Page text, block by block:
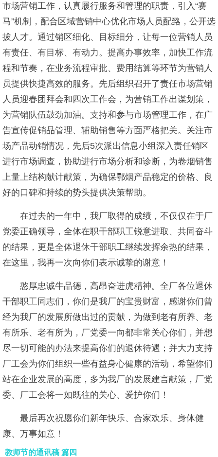
市场营销工作，认真履行服务和管理的职责，引入“赛
马”机制，配合区域营销中心优化市场人员配臵，公开选
拔人才。通过销区细化、目标细分，让每一位营销人员
有责任、有目标、有动力。提高办事效率，加快工作流
程和节奏，在业务流程审批、费用结算等环节为营销人
员提供快捷高效的服务。先后组织召开了责任市场营销
人员迎春团拜会和四次工作会，为营销工作出谋划策，
为营销队伍鼓劲加油。支持和参与市场管理工作，在广
告宣传促销品管理、辅助销售等方面严格把关。关注市
场产品动销情况，先后5次派出信息小组深入责任销区
进行市场调查，协助进行市场分析和诊断，为卷烟销售
上量上结构献计献策，为确保鄂烟产品稳定的价格、良
好的口碑和持续的势头提供决策帮助。
在过去的一年中，我厂取得的成绩，不仅仅在于厂
党委正确领导，全体在职干部职工锐意进取、共同奋斗
的结果，更是全体退休干部职工继续发挥余热的结果，
在这里，我再一次向你们表示诚挚的谢意！
憨厚忠诚牛品德，高昂奋进虎精神。全厂各位退休
干部职工同志们，你们是我厂的宝贵财富，感谢你们曾
经为我厂的发展所做出过的贡献，为做到老有所养、老
有所乐、老有所为，厂党委一向都非常关心你们，并想
尽一切可能的办法来提高你们的退休待遇；并大力支持
厂工会为你们组织一些有益身心健康的活动，希望你们
站在企业发展的高度，多为我厂的发展建言献策，厂党
委、厂工会将一如既往的关心、爱护你们！
最后再次祝愿你们新年快乐、合家欢乐、身体健
康、万事如意！
教师节的通讯稿 篇四